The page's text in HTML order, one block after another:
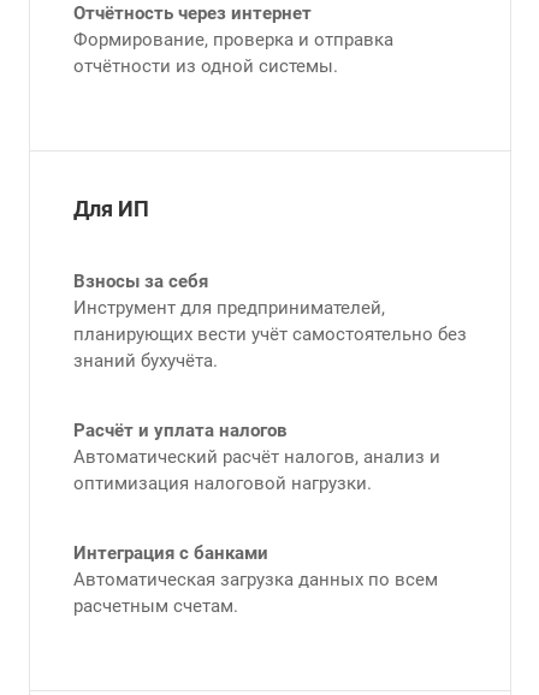
Отчётность через интернет
Формирование, проверка и отправка
отчётности из одной системы.
Для ИП
Взносы за себя
Инструмент для предпринимателей,
планирующих вести учёт самостоятельно без
знаний бухучёта.
Расчёт и уплата налогов
Автоматический расчёт налогов, анализ и
оптимизация налоговой нагрузки.
Интеграция с банками
Автоматическая загрузка данных по всем
расчетным счетам.